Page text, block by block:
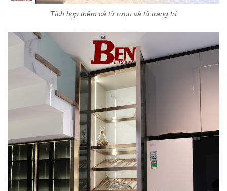
Tích hợp thêm cả tủ rượu và tủ trang trí